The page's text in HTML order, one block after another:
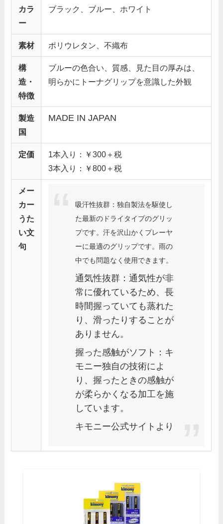
カラ
ー
ブラック、ブルー、ホワイト
素材 ポリウレタン、不織布
構
造・
特徴
ブルーの色合い、質感、見た目の厚みは、
明らかにトーナグリップを意識した外観
製造
国
MADE IN JAPAN
定価
1本入り：￥300＋税
3本入り：￥800＋税
メー
カー
うた
い文
句
吸汗性抜群：独自製法を駆使し
た最新のドライタイプのグリッ
プです。汗を沢山かくプレーヤ
ーに最適のグリップです。雨の
中でも問題なく使用できます。
通気性抜群：通気性が非
常に優れているため、長
時間握っていても蒸れた
り、滑ったりすることが
ありません。
握った感触がソフト：キ
モニー独自の技術によ
り、握ったときの感触が
が柔らかくなる加工を施
しています。
キモニー公式サイトより